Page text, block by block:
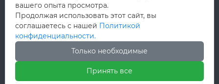
Авторское право©ООО Вэньчжоу Руй Хун
вашего опыта просмотра.
Продолжая использовать этот сайт, вы
соглашаетесь с нашей Политикой
конфиденциальности.
Только необходимые
Принять все